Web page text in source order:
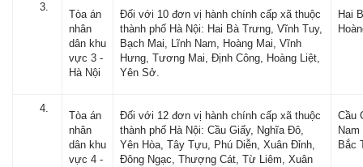
Tòa án
nhân
dân khu
vực 3 -
Hà Nội
Đối với 10 đơn vị hành chính cấp xã thuộc
thành phố Hà Nội: Hai Bà Trưng, Vĩnh Tuy,
Bạch Mai, Lĩnh Nam, Hoàng Mai, Vĩnh
Hưng, Tương Mai, Định Công, Hoàng Liệt,
Yên Sở.
Hai
Tòa án
nhân
dân khu
vực 4 -
Đối với 12 đơn vị hành chính cấp xã thuộc
thành phố Hà Nội: Cầu Giấy, Nghĩa Đô,
Yên Hòa, Tây Tựu, Phú Diễn, Xuân Đỉnh,
Đông Ngạc, Thượng Cát, Từ Liêm, Xuân
Cầu
Bắc